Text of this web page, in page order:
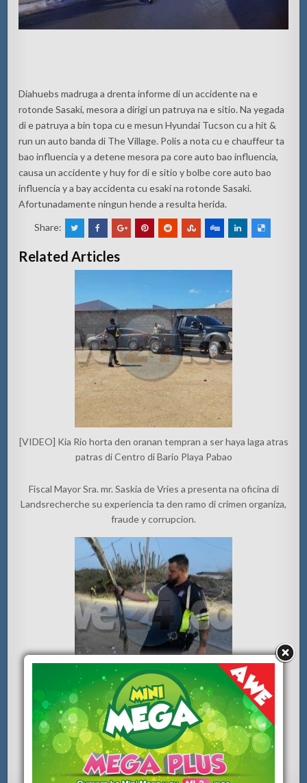
Diahuebs madruga a drenta informe di un accidente na e
rotonde Sasaki, mesora a dirigi un patruya na e sitio. Na yegada
di e patruya a bin topa cu e mesun Hyundai Tucson cu a hit &
run un auto banda di The Village. Polis a nota cu e chauffeur ta
bao influencia y a detene mesora pa core auto bao influencia,
causa un accidente y huy for di e sitio y bolbe core auto bao
influencia y a bay accidenta cu esaki na rotonde Sasaki.
Afortunadamente ningun hende a resulta herida.
Share:
Related Articles
[VIDEO] Kia Rio horta den oranan tempran a ser haya laga atras
patras di Centro di Bario Playa Pabao
Fiscal Mayor Sra. mr. Saskia de Vries a presenta na oficina di
Landsrecherche su experiencia ta den ramo di crimen organiza,
fraude y corrupcion.
[VIDEO] Polis buscando convertible cora cu a dal e Cruz di e
prome Stashi na Alto Vista
Auto a ranca palo di luz na riba e caminda di Balashi yegando
W.E.B.